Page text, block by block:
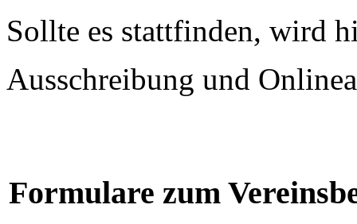
Sollte es stattfinden, wird
Ausschreibung und
Formulare zum